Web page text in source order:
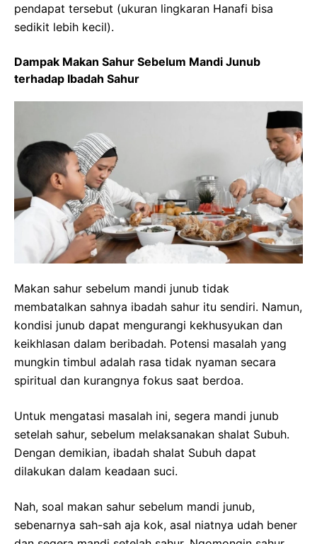
pendapat tersebut (ukuran lingkaran Hanafi bisa
sedikit lebih kecil).
Dampak Makan Sahur Sebelum Mandi Junub
terhadap Ibadah Sahur
Makan sahur sebelum mandi junub tidak
membatalkan sahnya ibadah sahur itu sendiri. Namun,
kondisi junub dapat mengurangi kekhusyukan dan
keikhlasan dalam beribadah. Potensi masalah yang
mungkin timbul adalah rasa tidak nyaman secara
spiritual dan kurangnya fokus saat berdoa.
Untuk mengatasi masalah ini, segera mandi junub
setelah sahur, sebelum melaksanakan shalat Subuh.
Dengan demikian, ibadah shalat Subuh dapat
dilakukan dalam keadaan suci.
Nah, soal makan sahur sebelum mandi junub,
sebenarnya sah-sah aja kok, asal niatnya udah bener